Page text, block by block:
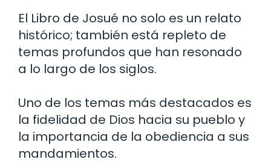
El Libro de Josué no solo es un relato
histórico; también está repleto de
temas profundos que han resonado
a lo largo de los siglos.
Uno de los temas más destacados es
la fidelidad de Dios hacia su pueblo y
la importancia de la obediencia a sus
mandamientos.